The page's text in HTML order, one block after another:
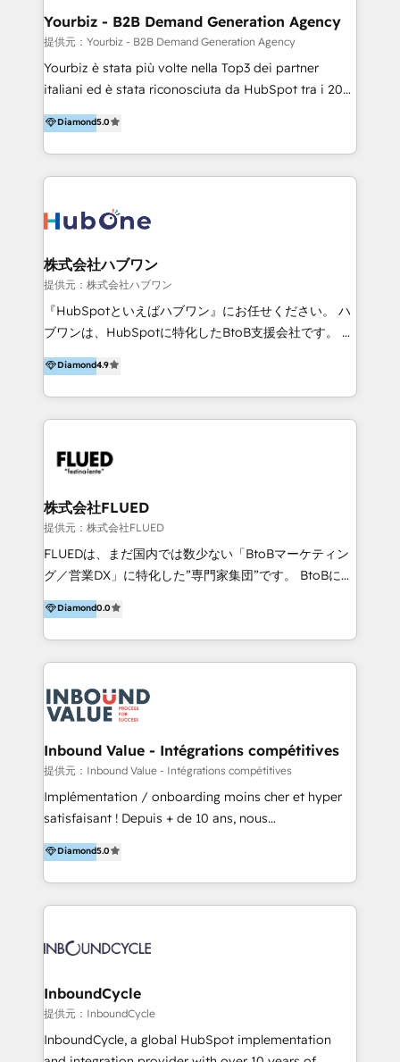
Integrations 💎Go-To-Market (GTM) Strategies &
Account-Based Marketing 💎CMS Development &
Conversion-Focused Websites With a 5.0⭐average
rating and 140+ verified client reviews on the
businesses globally for consistent delivery and high
client satisfaction. With deep HubSpot expertise and
your business with a proven and reliable HubSpot
Diamond Partner? 👉Connect with TRooInbound
today (https://www.trooinbound.com/contact-us)
Yourbiz - B2B Demand Generation Agency
提供元：Yourbiz - B2B Demand Generation Agency
Yourbiz è stata più volte nella Top3 dei partner
italiani ed è stata riconosciuta da HubSpot tra i 20
migliori partner EMEA per la gestione del cliente.
Stiamo accompagnando oltre 100 aziende nella
digitalizzazione e ottimizzazione dei processi di
marketing e vendita. Il nostro metodo DAM è stato
mappatura dei canali di acquisizione dei contatti e
HubSpot come fornitore ufficiale per le integrazioni
tra il CRM e altri sistemi aziendali, tra cui SAP,
AS400, TeamSystem. HubSpot ci ha riconosciuto
come formatori ufficiali per l'adozione del CRM in
50% più alto tra i nostri clienti rispetto le altre
aziende. Lavoriamo con aziende B2B tra i 5 e i 35
massimizzare il ritorno sugli investimenti.
Diamond5.0
株式会社ハブワン
提供元：株式会社ハブワン
『HubSpotといえばハブワン』にお任せください。 ハ
ブワンは、HubSpotに特化したBtoB支援会社です。 ノ
ーコードCMS構築、CRM／MA／SFAの設計・運用、他
システムAPI連携・開発、営業定着支援、カスタマーサ
クセス体制の設計まで、ワンストップ完結できる支援体
制を整えています。 HubSpotの導入支援だけでなく、
ナリオ設計まで含めてご提案。「導入して終わり」では
と。それが、ハブワンのスタンスです。 また、
HubSpotはもちろん、ferret One、WordPress、
Movable Type（Power CMS）などの各種CMSを活用
し、延べ100社以上のBtoB企業のサイト制作経験をもと
ーコードテーマテンプレートを独自開発。 企業のさま
ざまな課題やニーズに対して「戦略、設計・デザイン、
『最適なハブ』になります。 ーーーーーーーーーーー
ーーーーーーーーーーーーーーーーーーー 【プロジェ
90分程度） -現状課題の抽出、現実的な目標の確認 -要
件整理、必要十分なHubSpot製品の組合せのご提案 -お
見積り提示・ご承認、スケジュール決定、プロジェクト
キックオフ -マーケティング戦略策定（KGI）、ウェブ
戦略・戦術の設計（KPI） -全体導線遷移設計、ビジュ
プレート構築（CMS Hub） -顧客ライフサイクルステ
義・構築（Marketing Hub） -営業パイプラインの定
（Salesforce,SanSan,freeeなどとのデータ連携） -テ
スト公開・ブラウザチェック -本番公開、操作レクチャ
ー・マニュアル作成 -運用支援開始 ーーーーーーーーー
Diamond4.9
株式会社FLUED
提供元：株式会社FLUED
FLUEDは、まだ国内では数少ない「BtoBマーケティン
グ／営業DX」に特化した”専門家集団”です。 BtoBに特
化し、WEB制作や広告運用などのオンライン施策か
ら、インサイドセールスや展示会などのオフライン施策
まで支援しています。 「経験豊富な”専門家集団”によ
るプロジェクト参加型の支援」で、戦略・企画などのコ
BPO・実務まで幅広いご支援が可能です。 また、2022
年に国内初のBtoB営業DXに関する書籍『業務効率化か
らはじめるBtoB営業DX BtoB営業もここまでデジタル
化できる! 」を出版いたしました。 HubSpotの導入／
活用支援以外にも、下記のようなサービスを提供してい
ます。 - ABMターゲット定義 / リスト作成 - カスタマ
着 - WEB / LP / BtoB-EC制作 - WEB広告(Google/FB
他)運用 - 記事コンテンツ / 動画制作 - インサイドセー
織構築
Diamond0.0
Inbound Value - Intégrations compétitives
提供元：Inbound Value - Intégrations compétitives
Implémentation / onboarding moins cher et hyper
satisfaisant ! Depuis + de 10 ans, nous
accompagnons des entreprises dans
l’automatisation de leur croissance digitale via
HubSpot avec une approche compétitive. Nous
aidons nos clients à générer plus de RDV en
sommes une agence d’Inbound marketing et sales à
Diamond5.0
InboundCycle
提供元：InboundCycle
InboundCycle, a global HubSpot implementation